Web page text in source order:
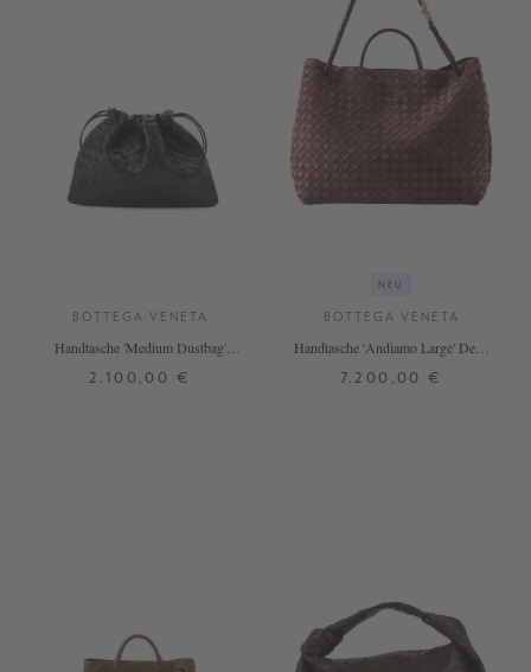
BOTTEGA VENETA
Handtasche 'Medium Dustbag'
2.100,00 €
NEU
BOTTEGA VENETA
Handtasche 'Andiamo Large' Deep
7.200,00 €